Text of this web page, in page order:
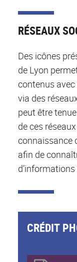
RÉSEAUX
Des icônes
de Lyon
contenus
via des
peut être
de ces
connaissance
afin de
CRÉDIT